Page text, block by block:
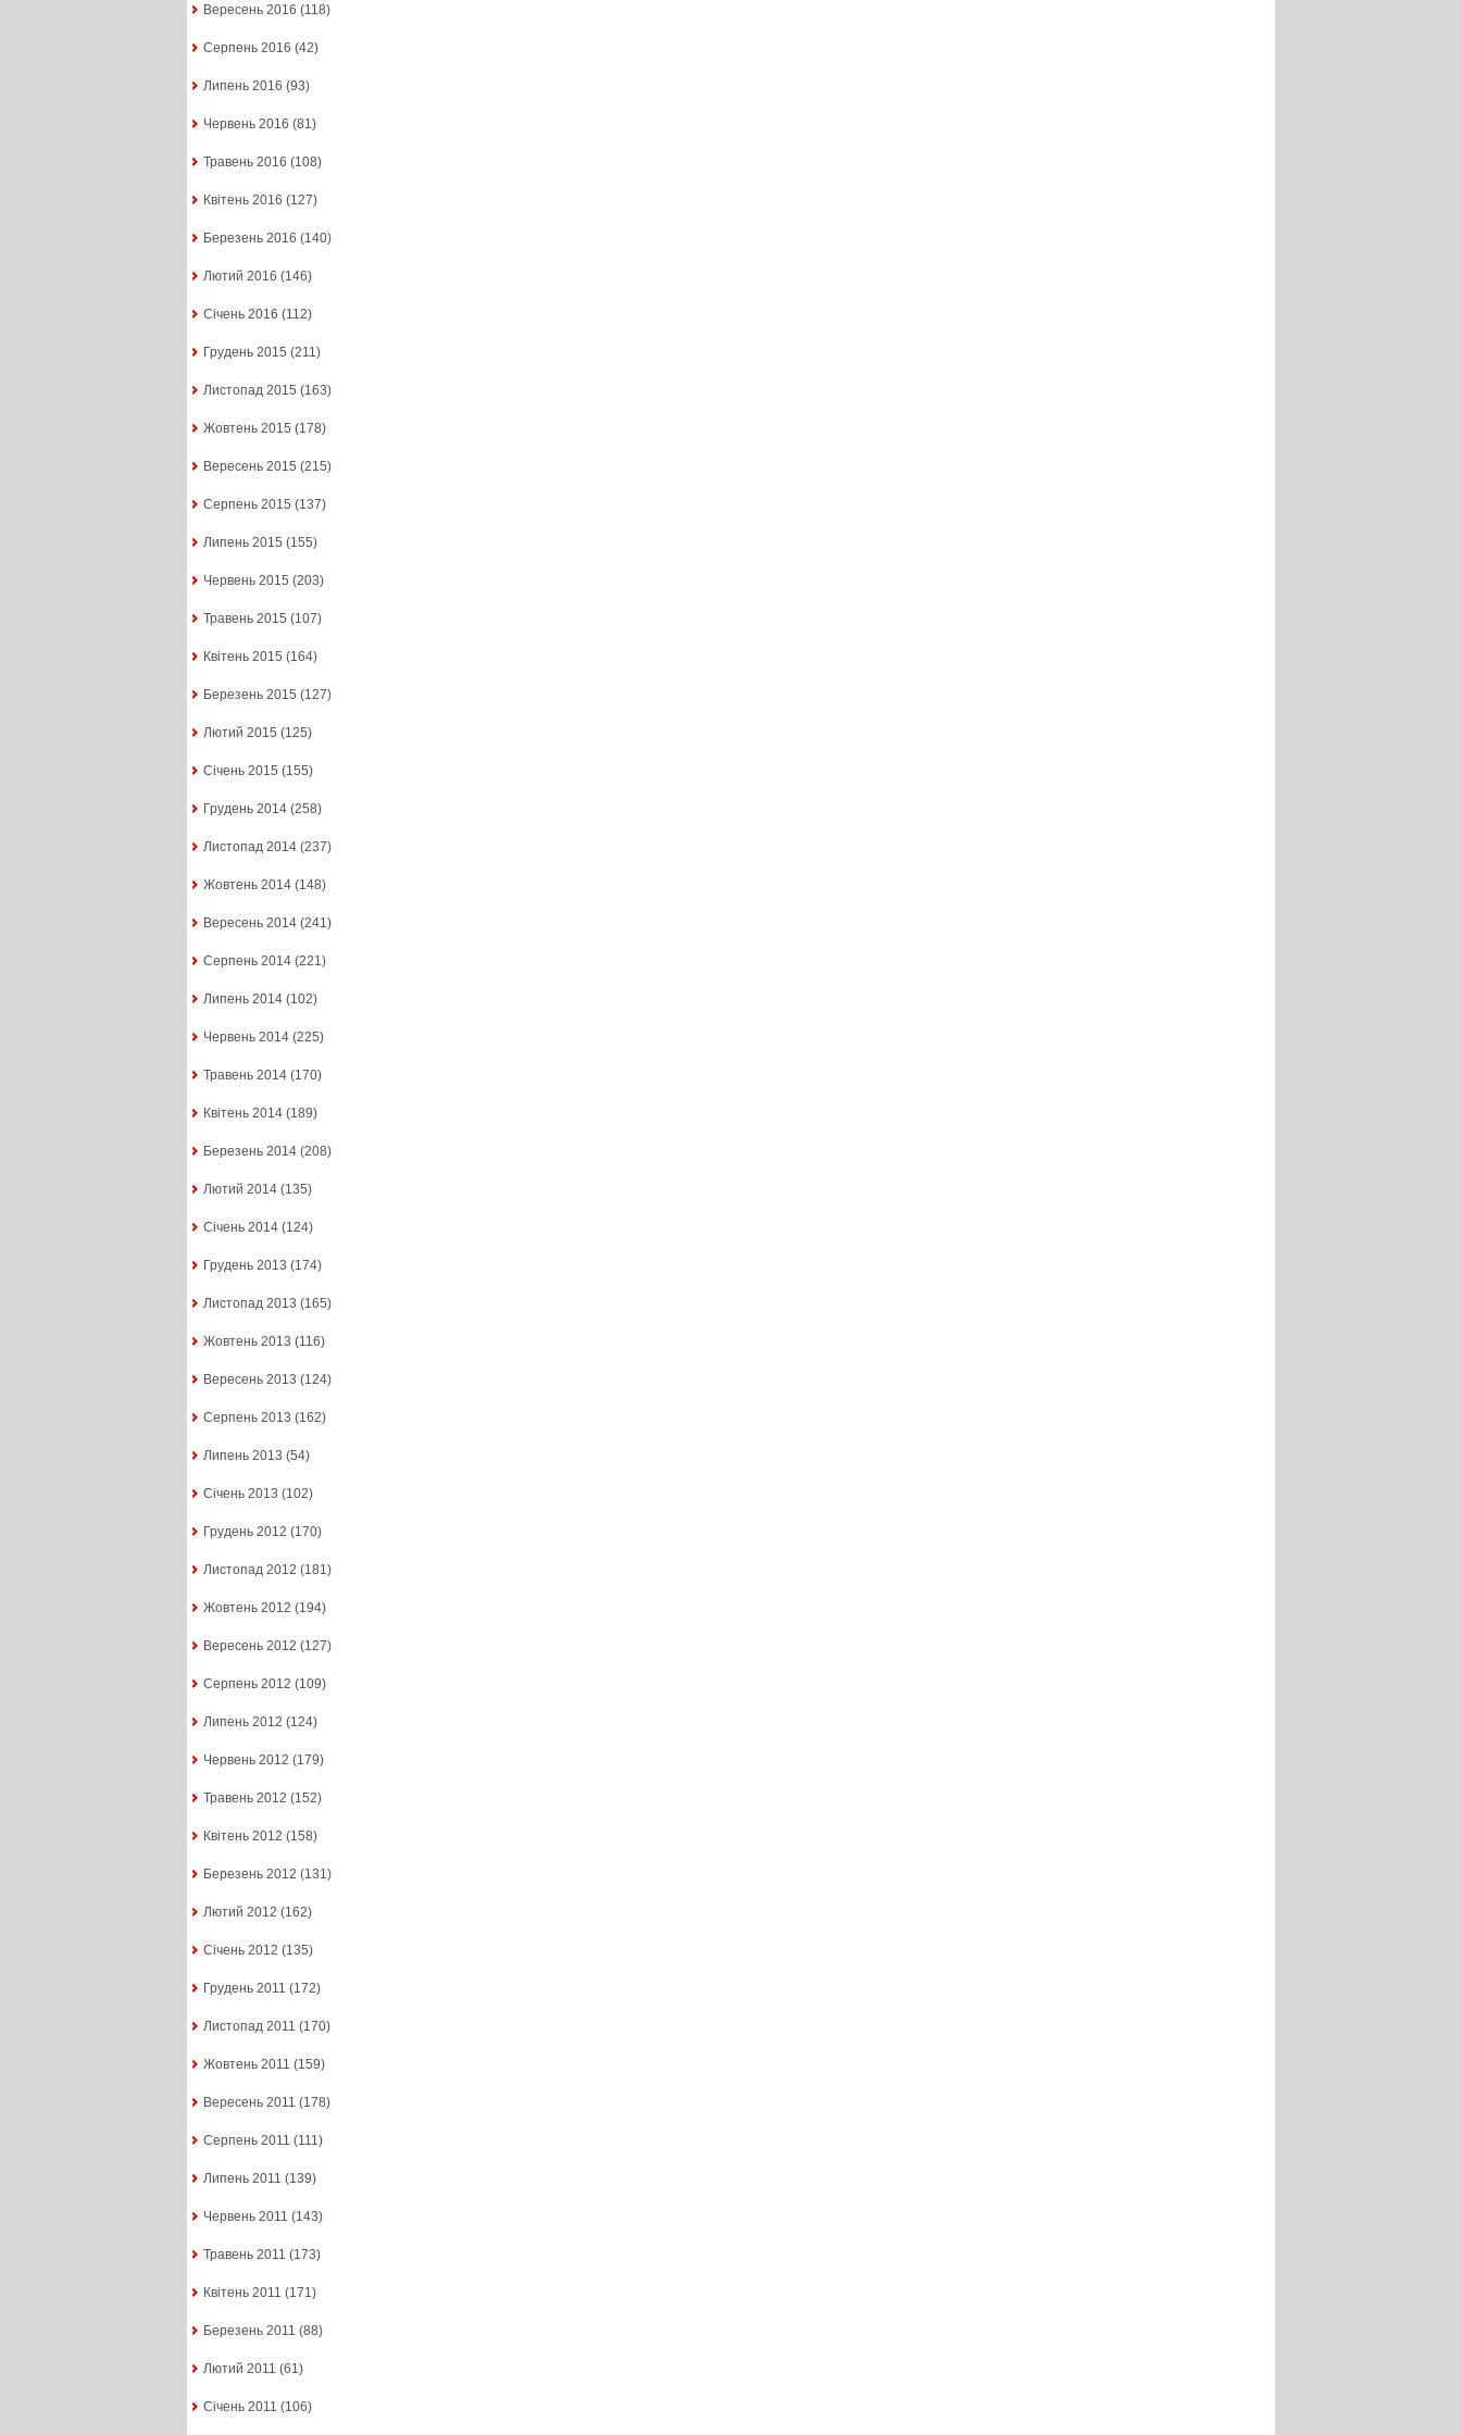
Вересень 2016 (118)
Серпень 2016 (42)
Липень 2016 (93)
Червень 2016 (81)
Травень 2016 (108)
Квітень 2016 (127)
Березень 2016 (140)
Лютий 2016 (146)
Січень 2016 (112)
Грудень 2015 (211)
Листопад 2015 (163)
Жовтень 2015 (178)
Вересень 2015 (215)
Серпень 2015 (137)
Липень 2015 (155)
Червень 2015 (203)
Травень 2015 (107)
Квітень 2015 (164)
Березень 2015 (127)
Лютий 2015 (125)
Січень 2015 (155)
Грудень 2014(258)
Листопад 2014(237)
Жовтень 2014(148)
Вересень 2014(241)
Серпень 2014(221)
Липень 2014(102)
Червень 2014(225)
Травень 2014(170)
Квітень 2014(189)
Березень 2014(208)
Лютий 2014(135)
Січень 2014(124)
Грудень 2013 (174)
Листопад 2013 (165)
Жовтень 2013 (116)
Вересень 2013 (124)
Серпень 2013 (162)
Липень 2013 (54)
Січень 2013 (102)
Грудень 2012 (170)
Листопад 2012 (181)
Жовтень 2012 (194)
Вересень 2012 (127)
Серпень 2012 (109)
Липень 2012 (124)
Червень 2012 (179)
Травень 2012 (152)
Квітень 2012 (158)
Березень 2012 (131)
Лютий 2012 (162)
Січень 2012 (135)
Грудень 2011 (172)
Листопад 2011 (170)
Жовтень 2011 (159)
Вересень 2011 (178)
Серпень 2011 (111)
Липень 2011 (139)
Червень 2011 (143)
Травень 2011 (173)
Квітень 2011 (171)
Березень 2011 (88)
Лютий 2011 (61)
Січень 2011 (106)